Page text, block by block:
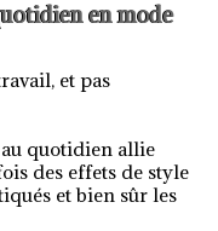
en mode
et pas
quotidien allie
des effets de style
et bien sûr les